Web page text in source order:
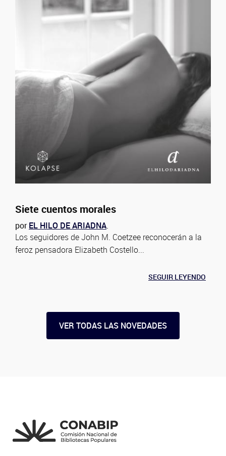
Siete cuentos morales
porEL HILO DE ARIADNA.
Los seguidores de John M. Coetzee reconocerán a la
feroz pensadora Elizabeth Costello...
SEGUIR LEYENDO
VER TODAS LAS NOVEDADES